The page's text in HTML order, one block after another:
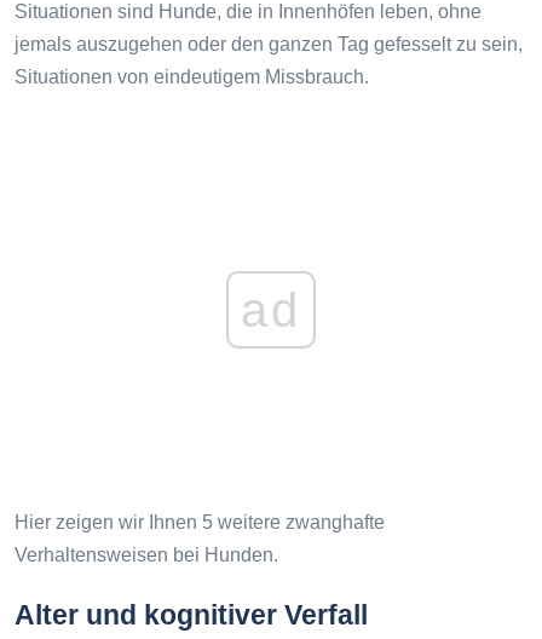
Situationen sind Hunde, die in Innenhöfen leben, ohne
jemals auszugehen oder den ganzen Tag gefesselt zu sein,
Situationen von eindeutigem Missbrauch.
ad
Hier zeigen wir Ihnen 5 weitere zwanghafte
Verhaltensweisen bei Hunden.
Alter und kognitiver Verfall